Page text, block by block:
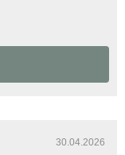
30.04.2026